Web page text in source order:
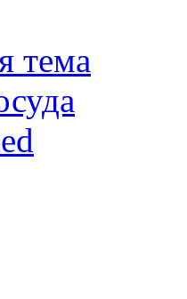
тема